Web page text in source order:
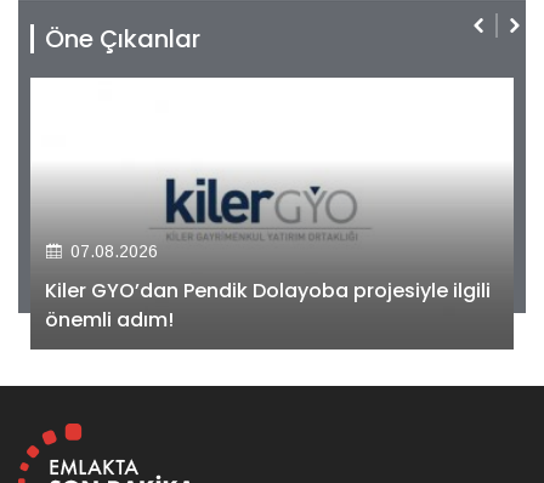
Öne Çıkanlar
07.08.2026
Kiler GYO’dan Pendik Dolayoba projesiyle ilgili
önemli adım!